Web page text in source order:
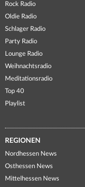
Rock Radio
Oldie Radio
Schlager Radio
Party Radio
Lounge Radio
Weihnachtsradio
Meditationsradio
Top 40
Playlist
REGIONEN
Nordhessen News
Osthessen News
Mittelhessen News